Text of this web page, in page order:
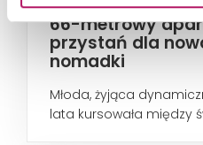
66-metrowy
przystań dla
nomadki
Młoda, żyjąca
lata kursowała między